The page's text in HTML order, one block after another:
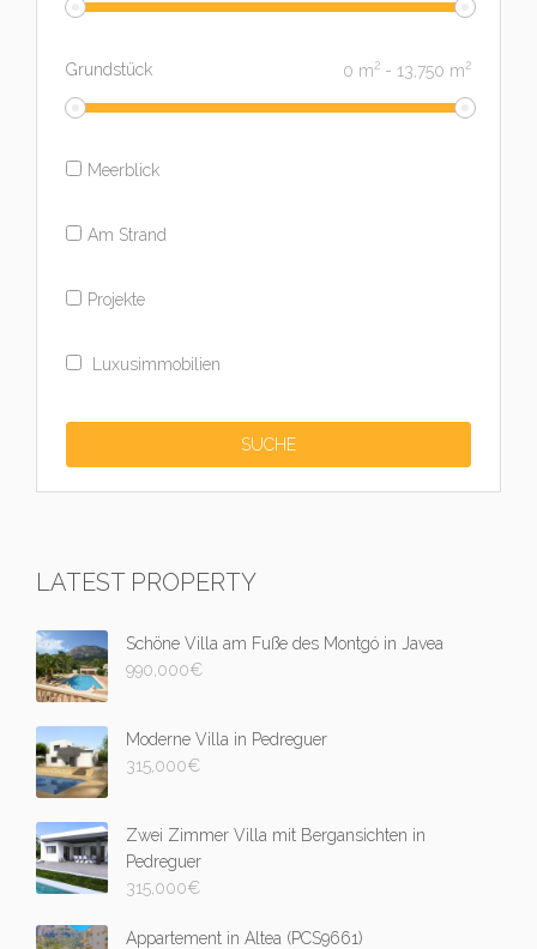
Grundstück 0 m2 - 13,750 m2
Meerblick
Am Strand
Projekte
Luxusimmobilien
LATEST PROPERTY
Schöne Villa am Fuße des Montgó in Javea
990,000€
Moderne Villa in Pedreguer
315,000€
Zwei Zimmer Villa mit Bergansichten in
Pedreguer
315,000€
Appartement in Altea (PCS9661)